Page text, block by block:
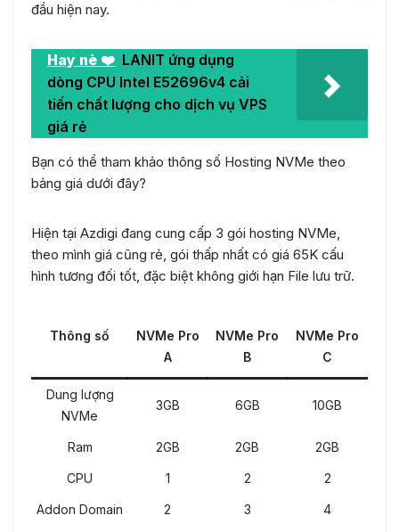
đầu hiện nay.
Hay nè ❤️ LANIT ứng dụng
dòng CPU Intel E52696v4 cải
tiến chất lượng cho dịch vụ VPS
giá rẻ
Bạn có thể tham khảo thông số Hosting NVMe theo
bảng giá dưới đây?
Hiện tại Azdigi đang cung cấp 3 gói hosting NVMe,
theo mình giá cũng rẻ, gói thấp nhất có giá 65K cấu
hình tương đối tốt, đặc biệt không giới hạn File lưu trữ.
Thông số
NVMe Pro
A
NVMe Pro
B
NVMe Pro
C
Dung lượng
NVMe
3GB 6GB 10GB
Ram 2GB 2GB 2GB
CPU 1 2 2
Addon Domain 2 3 4